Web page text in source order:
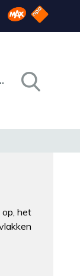
Omroep MAX
NPO
het